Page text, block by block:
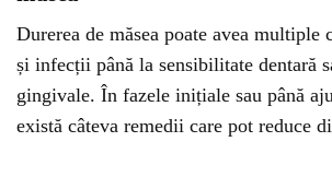
Durerea de măsea poate avea multiple
și infecții până la sensibilitate dentară
gingivale. În fazele inițiale sau până
există câteva remedii care pot reduce